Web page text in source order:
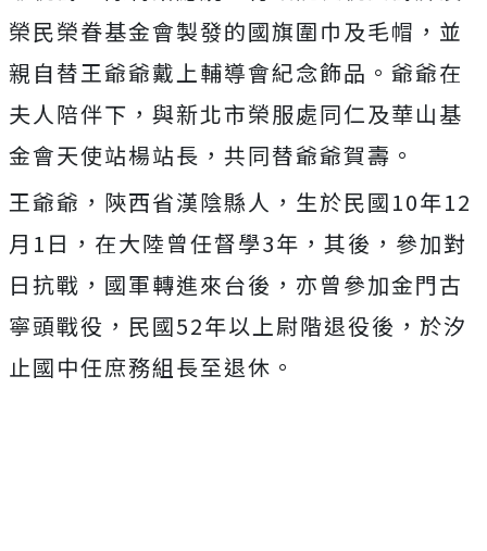
榮民榮眷基金會製發的國旗圍巾及毛帽，並
親自替王爺爺戴上輔導會紀念飾品。爺爺在
夫人陪伴下，與新北市榮服處同仁及華山基
金會天使站楊站長，共同替爺爺賀壽。
王爺爺，陝西省漢陰縣人，生於民國10年12
月1日，在大陸曾任督學3年，其後，參加對
日抗戰，國軍轉進來台後，亦曾參加金門古
寧頭戰役，民國52年以上尉階退役後，於汐
止國中任庶務組長至退休。